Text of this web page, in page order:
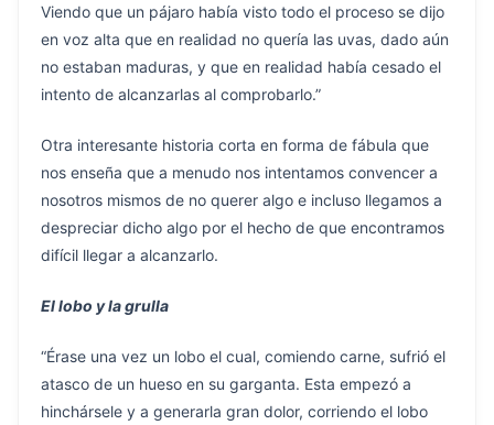
Viendo que un pájaro había visto todo el proceso se dijo
en voz alta que en realidad no quería las uvas, dado aún
no estaban maduras, y que en realidad había cesado el
intento de alcanzarlas al comprobarlo.”
Otra interesante historia corta en forma de fábula que
nos enseña que a menudo nos intentamos convencer a
nosotros mismos de no querer algo e incluso llegamos a
despreciar dicho algo por el hecho de que encontramos
difícil llegar a alcanzarlo.
El lobo y la grulla
“Érase una vez un lobo el cual, comiendo carne, sufrió el
atasco de un hueso en su garganta. Esta empezó a
hinchársele y a generarla gran dolor, corriendo el lobo